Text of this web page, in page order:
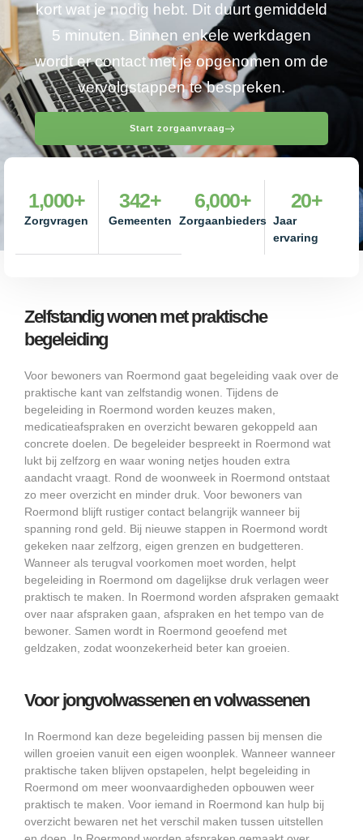
kort wat je nodig hebt. Dit duurt gemiddeld
5 minuten. Binnen enkele werkdagen
wordt er contact met je opgenomen om de
vervolgstappen te bespreken.
Start zorgaanvraag
Zorgvragen
1,000+
Gemeenten
342+
Zorgaanbieders
6,000+
Jaar
ervaring
20+
Zelfstandig wonen met praktische
begeleiding
Voor bewoners van Roermond gaat begeleiding vaak over de
praktische kant van zelfstandig wonen. Tijdens de
begeleiding in Roermond worden keuzes maken,
medicatieafspraken en overzicht bewaren gekoppeld aan
concrete doelen. De begeleider bespreekt in Roermond wat
lukt bij zelfzorg en waar woning netjes houden extra
aandacht vraagt. Rond de woonweek in Roermond ontstaat
zo meer overzicht en minder druk. Voor bewoners van
Roermond blijft rustiger contact belangrijk wanneer bij
spanning rond geld. Bij nieuwe stappen in Roermond wordt
gekeken naar zelfzorg, eigen grenzen en budgetteren.
Wanneer als terugval voorkomen moet worden, helpt
begeleiding in Roermond om dagelijkse druk verlagen weer
praktisch te maken. In Roermond worden afspraken gemaakt
over naar afspraken gaan, afspraken en het tempo van de
bewoner. Samen wordt in Roermond geoefend met
geldzaken, zodat woonzekerheid beter kan groeien.
Voor jongvolwassenen en volwassenen
In Roermond kan deze begeleiding passen bij mensen die
willen groeien vanuit een eigen woonplek. Wanneer wanneer
praktische taken blijven opstapelen, helpt begeleiding in
Roermond om meer woonvaardigheden opbouwen weer
praktisch te maken. Voor iemand in Roermond kan hulp bij
overzicht bewaren net het verschil maken tussen uitstellen